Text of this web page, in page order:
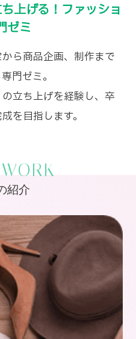
上げる！ファッショ
ゼミ
ら商品企画、制作まで
門ゼミ。
の立ち上げを経験し、卒
を目指します。
紹介